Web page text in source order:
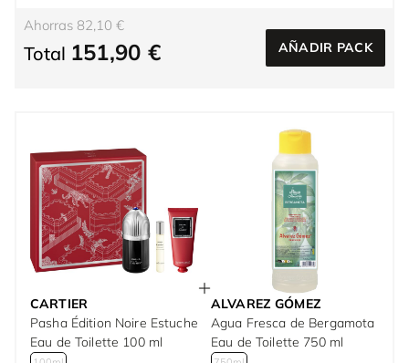
Ahorras 82,10 €
Total 151,90 € AÑADIR PACK
CARTIER
Pasha Édition Noire Estuche
Eau de Toilette 100 ml
ALVAREZ GÓMEZ
Agua Fresca de Bergamota
Eau de Toilette 750 ml